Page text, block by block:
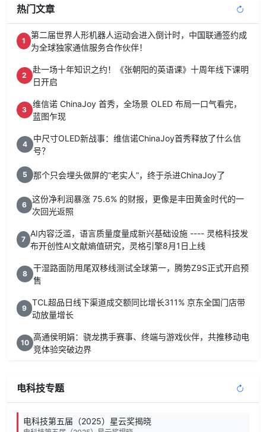
热门文章
1
第二届世界人形机器人运动会进入倒计时，中国联通签约成
为全球独家通信服务合作伙伴！
2
赴一场十年知识之约！《张朝阳的英语课》十周年线下课明
日开启
3
维信诺 ChinaJoy 首秀，全场景 OLED 布局一口气看完，
蓝图乍现
4
中尺寸OLED新战事：维信诺ChinaJoy首秀释放了什么信
号？
5 那个只会埋头做屏的“老实人”，终于杀进ChinaJoy了
6
这份净利润暴涨 75.6% 的财报，更像是丰田黄金时代的一
次回光返照
7
AI内容泛滥，语言质量度量成新兴基础设施 ---- 灵格科技发
布开创性AI文献熵值研究，灵格引擎8月1日上线
8
干湿路面防甩尾双移线测试全球第一，腾势Z9S正式开启预
售
9
TCL超品日线下渠道成交额同比增长311% 京东全国门店带
动放量增长
10
高通侯明娟：骁龙携手赛事、终端与游戏伙伴，共推移动电
竞体验突破边界
电科技专题
电科技第五届（2025）星云奖揭晓